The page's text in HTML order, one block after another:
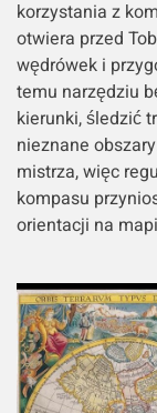
korzystania z
otwiera przed
wędrówek i
temu narzędziu
kierunki, śledzić
nieznane
mistrza, więc
kompasu
orientacji na